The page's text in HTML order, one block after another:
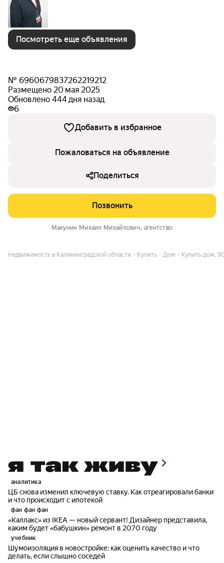
Посмотреть еще объявления
№ 6960679837262219212
Размещено 20 мая 2025
Обновлено 444 дня назад
6
Добавить в избранное
Пожаловаться на объявление
Поделиться
Позвонить
Макунин Михаил Михайлович, агентство
Недвижимость в Калининградской области Купить Дом Купить дом,
аналитика
ЦБ снова изменил ключевую ставку. Как отреагировали банки
и что происходит с ипотекой
фан фан фан
«Каллакс» из IKEA — новый сервант! Дизайнер представила,
каким будет «бабушкин» ремонт в 2070 году
учебник
Шумоизоляция в новостройке: как оценить качество и что
делать, если слышно соседей